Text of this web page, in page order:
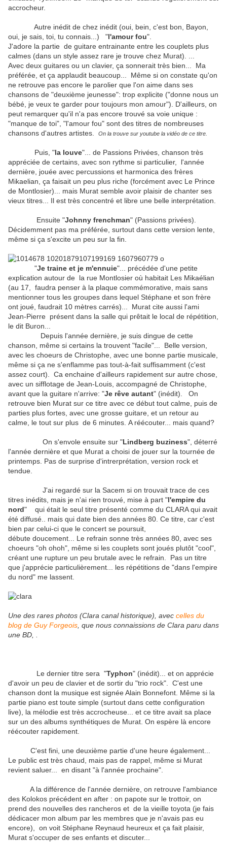
accrocheur.
Autre inédit de chez inédit (oui, bein, c'est bon, Bayon,
oui, je sais, toi, tu connais...) "l'amour fou".
J'adore la partie de guitare entrainante entre les couplets plus
calmes (dans un style assez rare je trouve chez Murat). ...
Avec deux guitares ou un clavier, ça sonnerait très bien... Ma
préférée, et ça applaudit beaucoup... Même si on constate qu'on
ne retrouve pas encore le parolier que l'on aime dans ses
chansons de "deuxième jeunesse": trop explicite ("donne nous un
bébé, je veux te garder pour toujours mon amour"). D'ailleurs, on
peut remarquer qu'il n'a pas encore trouvé sa voie unique :
"manque de toi", "l'amour fou" sont des titres de nombreuses
chansons d'autres artistes.
On la trouve sur youtube la vidéo de ce titre.
Puis, "la louve"... de Passions Privées, chanson très
appréciée de certains, avec son rythme si particulier, l'année
dernière, jouée avec percussions et harmonica des frères
Mikaelian, ça faisait un peu plus riche (forcément avec Le Prince
de Montlosier)... mais Murat semble avoir plaisir de chanter ses
vieux titres... Il est très concentré et libre une belle interprétation.
Ensuite "Johnny frenchman" (Passions privées).
Décidemment pas ma préférée, surtout dans cette version lente,
même si ça s'excite un peu sur la fin.
"Je traine et je m'ennuie"... précédée d'une petite
explication autour de la rue Montlosier où habitait Les Mikaélian
(au 17, faudra penser à la plaque commémorative, mais sans
mentionner tous les groupes dans lequel Stéphane et son frère
ont joué, faudrait 10 mètres carrés)... Murat cite aussi l'ami
Jean-Pierre présent dans la salle qui prêtait le local de répétition,
le dit Buron...
Depuis l'année dernière, je suis dingue de cette
chanson, même si certains la trouvent "facile"... Belle version,
avec les choeurs de Christophe, avec une bonne partie musicale,
même si ça ne s'enflamme pas tout-à-fait suffisamment (c'est
assez court). Ca enchaine d'ailleurs rapidement sur autre chose,
avec un sifflotage de Jean-Louis, accompagné de Christophe,
avant que la guitare n'arrive: "Je rêve autant" (inédit). On
retrouve bien Murat sur ce titre avec ce début tout calme, puis de
parties plus fortes, avec une grosse guitare, et un retour au
calme, le tout sur plus de 6 minutes. A réécouter... mais quand?
On s'envole ensuite sur "Lindberg buziness", déterré
l'année dernière et que Murat a choisi de jouer sur la tournée de
printemps. Pas de surprise d'intrerprétation, version rock et
tendue.
J'ai regardé sur la Sacem si on trouvait trace de ces
titres inédits, mais je n'ai rien trouvé, mise à part "l'empire du
nord" qui était le seul titre présenté comme du CLARA qui avait
été diffusé.. mais qui date bien des années 80. Ce titre, car c'est
bien par celui-ci que le concert se poursuit,
débute doucement... Le refrain sonne très années 80, avec ses
choeurs "oh ohoh", même si les couplets sont joués plutôt "cool",
créant une rupture un peu brutale avec le refrain. Pas un titre
que j'apprécie particulièrement... les répétitions de "dans l'empire
du nord" me lassent.
Une des rares photos (Clara canal historique), avec celles du
blog de Guy Forgeois , que nous connaissions de Clara paru dans
une BD, .
Le dernier titre sera "Typhon" (inédit)... et on apprécie
d'avoir un peu de clavier et de sortir du "trio rock". C'est une
chanson dont la musique est signée Alain Bonnefont. Même si la
partie piano est toute simple (surtout dans cette configuration
live), la mélodie est très accrocheuse... et ce titre avait sa place
sur un des albums synthétiques de Murat. On espère là encore
réécouter rapidement.
C'est fini, une deuxième partie d'une heure également...
Le public est très chaud, mais pas de rappel, même si Murat
revient saluer... en disant "à l'année prochaine".
A la différence de l'année dernière, on retrouve l'ambiance
des Kolokos précédent en after : on papote sur le trottoir, on
prend des nouvelles des rancheros et de la vieille toyota (je fais
dédicacer mon album par les membres que je n'avais pas eu
encore), on voit Stéphane Reynaud heureux et ça fait plaisir,
Murat s'occuper de ses enfants et discuter...